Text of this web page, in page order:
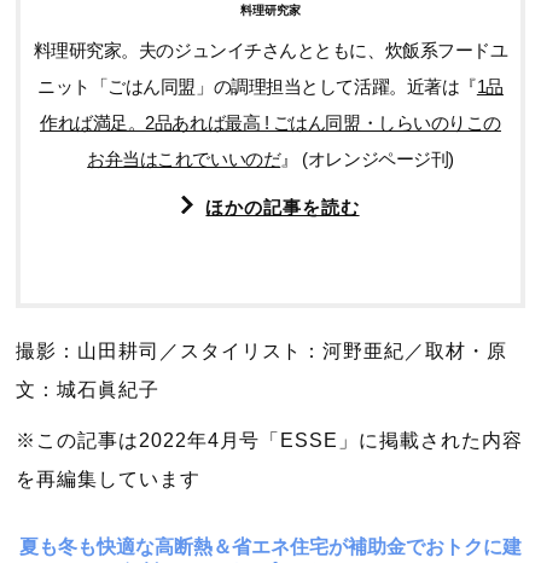
料理研究家
料理研究家。夫のジュンイチさんとともに、炊飯系フードユ
ニット「ごはん同盟」の調理担当として活躍。近著は『1品
作れば満足。2品あれば最高 ! ごはん同盟・しらいのりこの
お弁当はこれでいいのだ』 (オレンジページ刊)
ほかの記事を読む
撮影：山田耕司／スタイリスト：河野亜紀／取材・原
文：城石眞紀子
※この記事は2022年4月号「ESSE」に掲載された内容
を再編集しています
夏も冬も快適な高断熱＆省エネ住宅が補助金でおトクに建